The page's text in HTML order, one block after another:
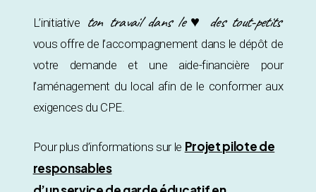
L’initiative ton travail dans le ♥ des tout-petits
vous offre de l’accompagnement dans le dépôt de
votre demande et une aide-financière pour
l’aménagement du local afin de le conformer aux
exigences du CPE.
Pour plus d’informations sur le Projet pilote de
responsables